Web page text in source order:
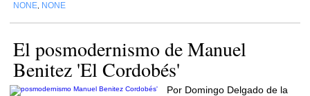
NONE NONE
El posmodernismo de Manuel
Benitez 'El Cordobés'
Por Domingo Delgado de la